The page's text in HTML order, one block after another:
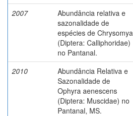
2007
Abundância relativa e
sazonalidade de
espécies de Chrysomya
(Diptera: Calliphoridae)
no Pantanal.
2010
Abundância Relativa e
Sazonalidade de
Ophyra aenescens
(Diptera: Muscidae) no
Pantanal, MS.